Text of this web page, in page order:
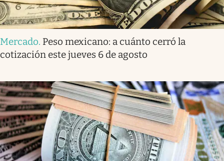
Mercado. Peso mexicano: a cuánto cerró la
cotización este jueves 6 de agosto